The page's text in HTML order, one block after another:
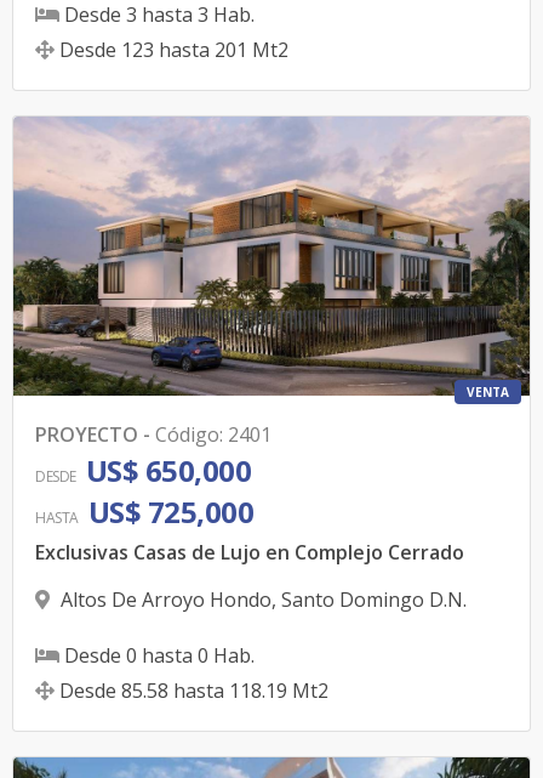
Desde 3 hasta 3 Hab.
Desde 123 hasta 201 Mt2
VENTA
PROYECTO - Código: 2401
DESDE US$ 650,000
HASTA US$ 725,000
Exclusivas Casas de Lujo en Complejo Cerrado
Altos De Arroyo Hondo, Santo Domingo D.N.
Desde 0 hasta 0 Hab.
Desde 85.58 hasta 118.19 Mt2